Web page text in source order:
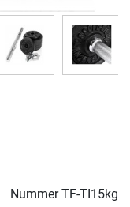
NummerTF-TI15kg